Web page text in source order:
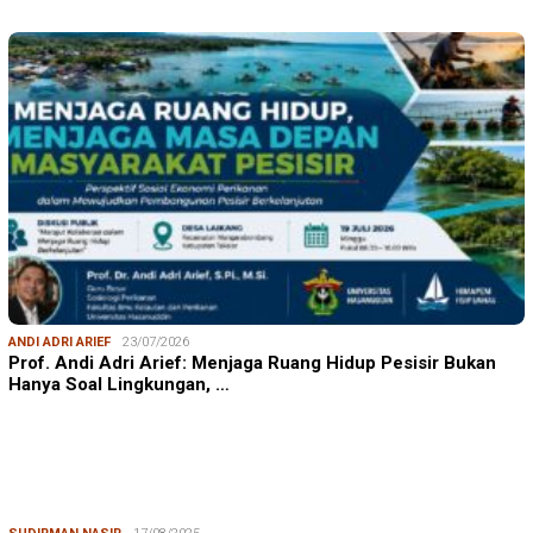
ANDI ADRI ARIEF 23/07/2026
Prof. Andi Adri Arief: Menjaga Ruang Hidup Pesisir Bukan
Hanya Soal Lingkungan, …